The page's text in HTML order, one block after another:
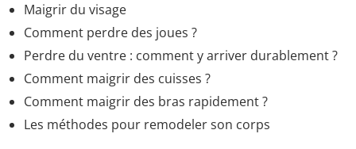
Maigrir du visage
Comment perdre des joues ?
Perdre du ventre : comment y arriver durablement ?
Comment maigrir des cuisses ?
Comment maigrir des bras rapidement ?
Les méthodes pour remodeler son corps